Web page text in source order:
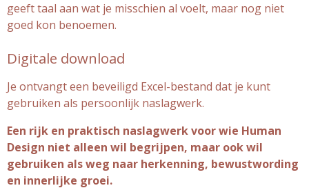
geeft taal aan wat je misschien al voelt, maar nog niet
goed kon benoemen.
Digitale download
Je ontvangt een beveiligd Excel-bestand dat je kunt
gebruiken als persoonlijk naslagwerk.
Een rijk en praktisch naslagwerk voor wie Human
Design niet alleen wil begrijpen, maar ook wil
gebruiken als weg naar herkenning, bewustwording
en innerlijke groei.